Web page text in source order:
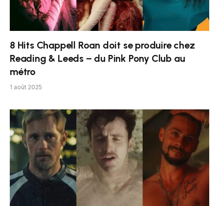
8 Hits Chappell Roan doit se produire chez
Reading & Leeds – du Pink Pony Club au
métro
1 août 2025